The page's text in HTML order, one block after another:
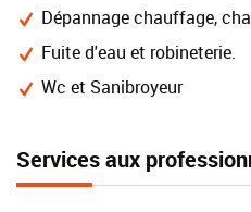
Dépannage chauffage,
Fuite d'eau et robineterie.
Wc et Sanibroyeur
Services aux